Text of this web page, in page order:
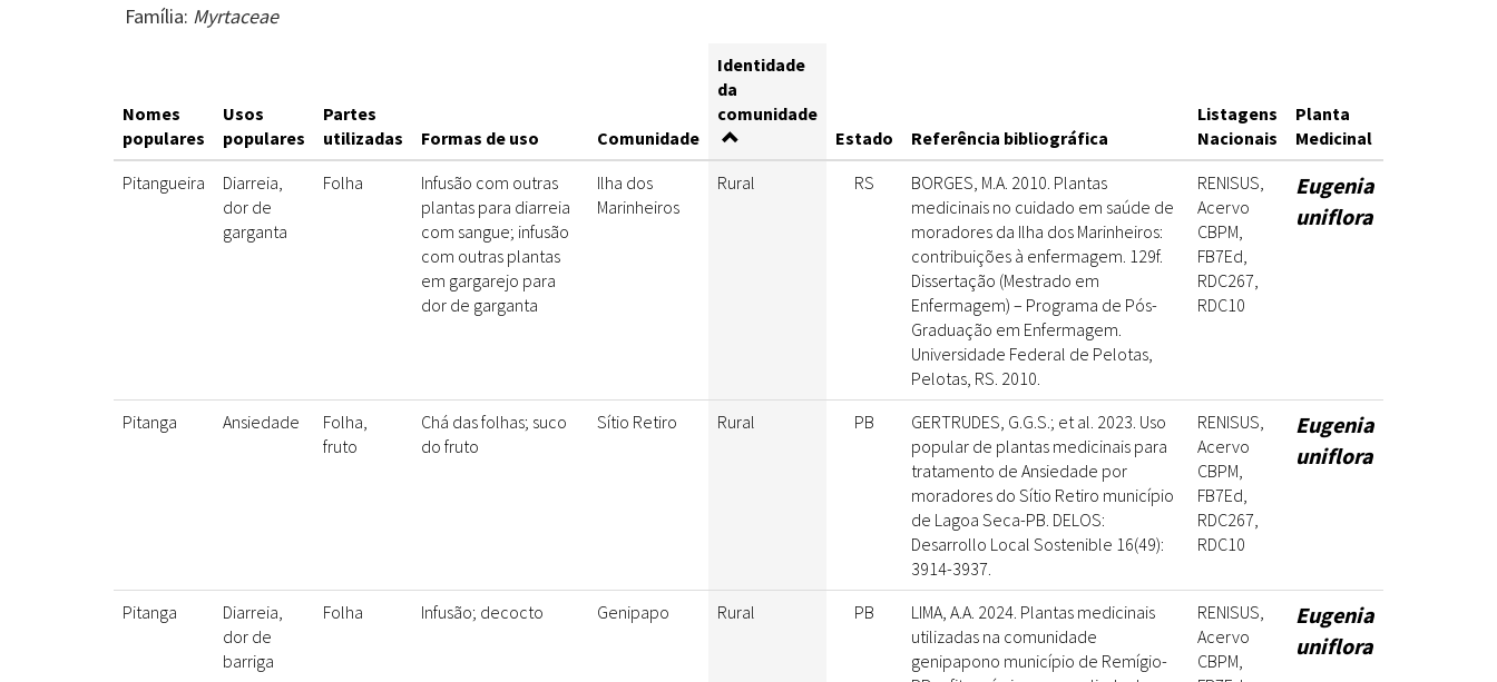
Família: Myrtaceae
Nomes
populares
Usos
populares
Partes
utilizadas
Formas de uso Comunidade
Identidade
da
comunidade
Estado
Referência bibliográfica
Listagens
Nacionais
Planta
Medicinal
Pitangueira
Diarreia,
dor de
garganta
Folha
Infusão com outras
plantas para diarreia
com sangue; infusão
com outras plantas
em gargarejo para
dor de garganta
Ilha dos
Marinheiros
Rural RS
BORGES, M.A. 2010. Plantas
medicinais no cuidado em saúde de
moradores da Ilha dos Marinheiros:
contribuições à enfermagem. 129f.
Dissertação (Mestrado em
Enfermagem) – Programa de Pós-
Graduação em Enfermagem.
Universidade Federal de Pelotas,
Pelotas, RS. 2010.
RENISUS,
Acervo
CBPM,
FB7Ed,
RDC267,
RDC10
Eugenia
uniflora
Pitanga Ansiedade
Folha,
fruto
Chá das folhas; suco
do fruto
Sítio Retiro Rural PB
GERTRUDES, G.G.S.; et al. 2023. Uso
popular de plantas medicinais para
tratamento de Ansiedade por
moradores do Sítio Retiro município
de Lagoa Seca-PB. DELOS:
Desarrollo Local Sostenible 16(49):
3914-3937.
RENISUS,
Acervo
CBPM,
FB7Ed,
RDC267,
RDC10
Eugenia
uniflora
Pitanga
Diarreia,
dor de
barriga
Folha Infusão; decocto Genipapo Rural PB
LIMA, A.A. 2024. Plantas medicinais
utilizadas na comunidade
genipapono município de Remígio-
RENISUS,
Acervo
CBPM,
Eugenia
uniflora